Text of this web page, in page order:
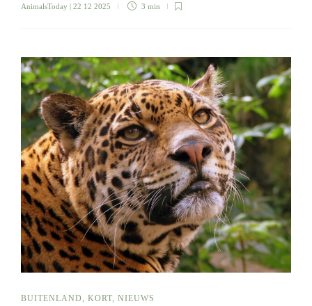
AnimalsToday | 22 12 2025 3 min
BUITENLAND, KORT, NIEUWS